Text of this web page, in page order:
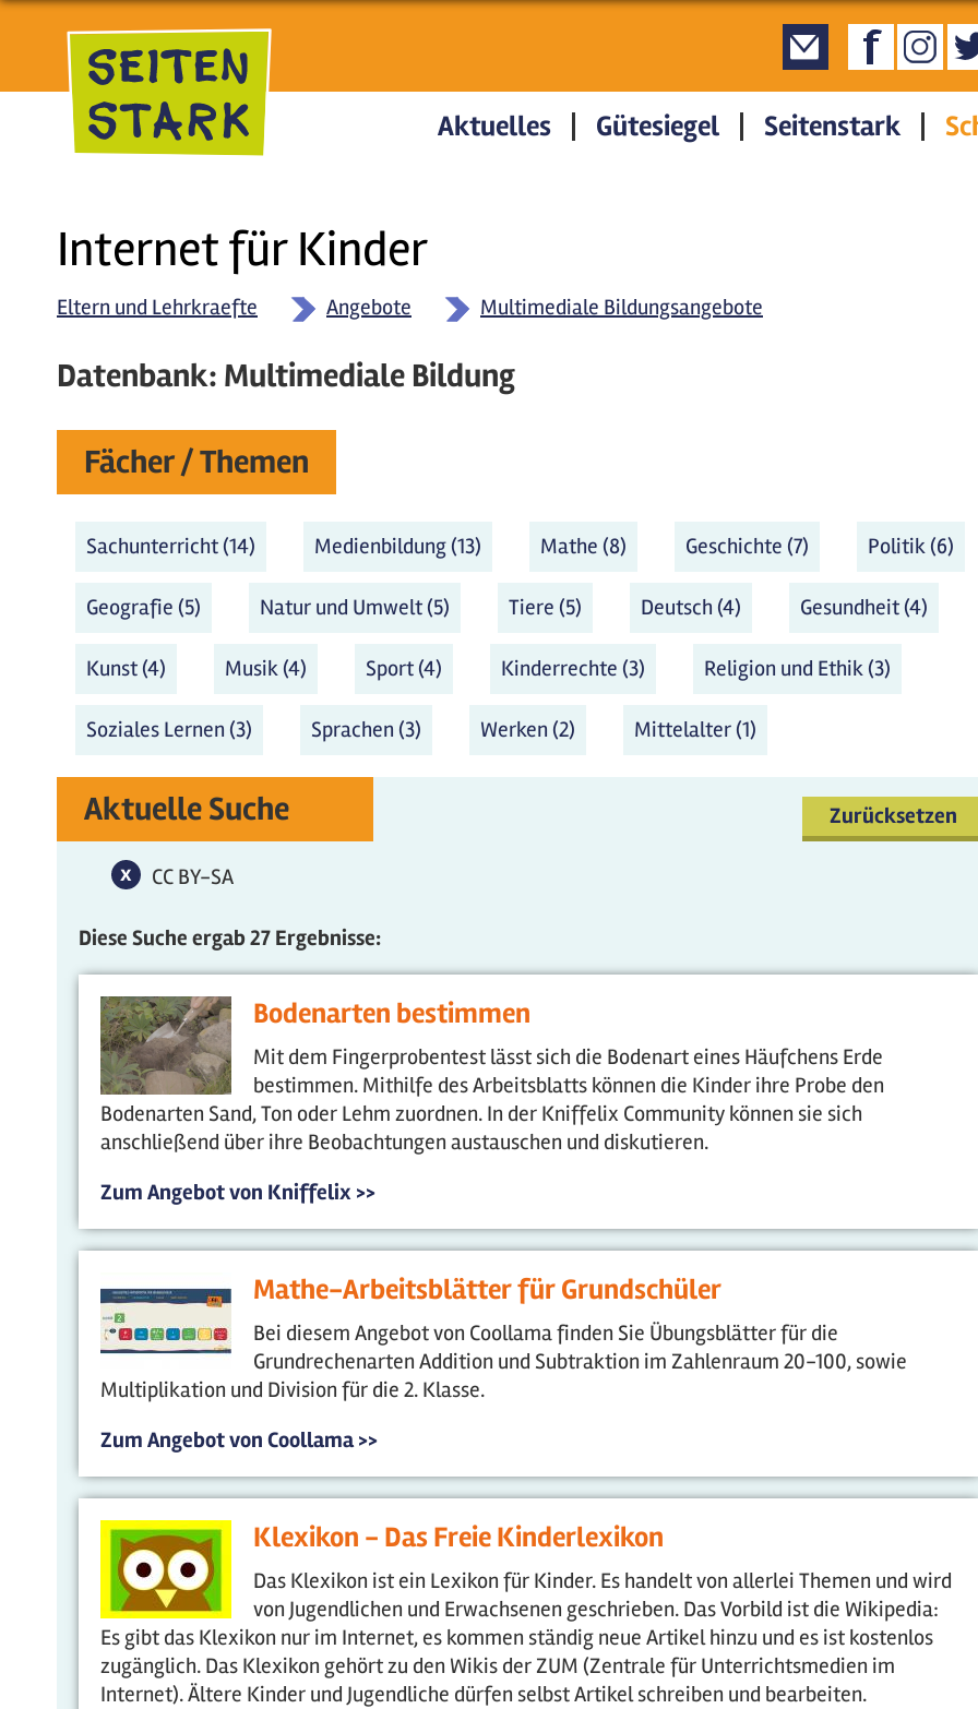
Direkt zum Inhalt
Internet für Kinder
Aktuelles Gütesiegel Seitenstark
Eltern und Lehrkraefte Angebote Multimediale Bildungsangebote
Datenbank: Multimediale Bildung
Fächer / Themen
Sachunterricht (14) Sachunterricht Filter anwenden
Medienbildung (13) Medienbildung Filter anwenden
Mathe (8) Mathe Filter anwenden
Geschichte (7) Geschichte Filter
Politik (6)
Geografie (5) Geografie Filter anwenden
Natur und Umwelt (5) Natur und Umwelt Filter anwenden
Tiere (5) Tiere Filter anwenden
Deutsch (4) Deutsch Filter anwenden
Gesundheit (4)
Kunst (4) Kunst Filter anwenden
Musik (4) Musik Filter anwenden
Sport (4) Sport Filter anwenden
Kinderrechte (3) Kinderrechte Filter anwenden
Religion und Ethik (3)
Soziales Lernen (3) Soziales Lernen Filter anwenden
Sprachen (3) Sprachen Filter anwenden
Werken (2) Werken Filter anwenden
Mittelalter (1)
Aktuelle Suche Zurücksetzen
xCC BY-SA-Filter entfernen
CC BY-SA
Diese Suche ergab 27 Ergebnisse:
Bodenarten bestimmen
Mit dem Fingerprobentest lässt sich die Bodenart eines Häufchens Erde
bestimmen. Mithilfe des Arbeitsblatts können die Kinder ihre Probe den
Bodenarten Sand, Ton oder Lehm zuordnen. In der Kniffelix Community können sie sich
anschließend über ihre Beobachtungen austauschen und diskutieren.
Zum Angebot von Kniffelix >>
Mathe-Arbeitsblätter für Grundschüler
Bei diesem Angebot von Coollama finden Sie Übungsblätter für die
Grundrechenarten Addition und Subtraktion im Zahlenraum 20-100, sowie
Multiplikation und Division für die 2. Klasse.
Zum Angebot von Coollama >>
Klexikon - Das Freie Kinderlexikon
Das Klexikon ist ein Lexikon für Kinder. Es handelt von allerlei Themen und wird
von Jugendlichen und Erwachsenen geschrieben. Das Vorbild ist die Wikipedia:
Es gibt das Klexikon nur im Internet, es kommen ständig neue Artikel hinzu und es ist kostenlos
zugänglich. Das Klexikon gehört zu den Wikis der ZUM (Zentrale für Unterrichtsmedien im
Internet). Ältere Kinder und Jugendliche dürfen selbst Artikel schreiben und bearbeiten.